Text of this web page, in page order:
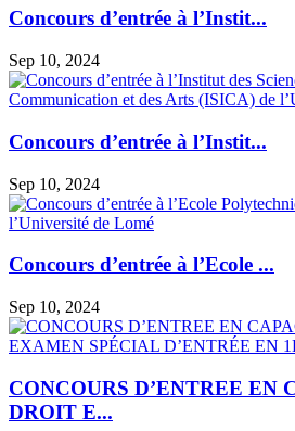
Concours d’entrée à l’Instit...
Sep 10, 2024
Concours d’entrée à l’Instit...
Sep 10, 2024
Concours d’entrée à l’Ecole ...
Sep 10, 2024
CONCOURS D’ENTREE EN
DROIT E...